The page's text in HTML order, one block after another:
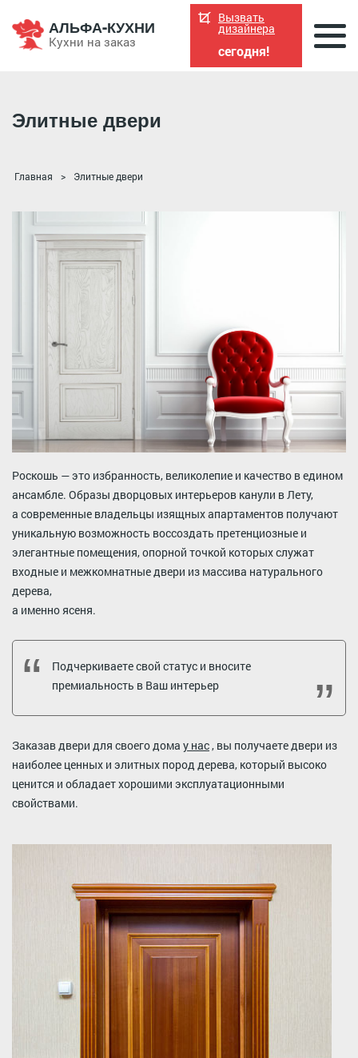
АЛЬФА-КУХНИ
Кухни на заказ
Вызвать
дизайнера
сегодня!
Элитные двери
Главная Элитные двери
Роскошь — это избранность, великолепие и качество в едином
ансамбле. Образы дворцовых интерьеров канули в Лету,
а современные владельцы изящных апартаментов получают
уникальную возможность воссоздать претенциозные и
элегантные помещения, опорной точкой которых служат
входные и межкомнатные двери из массива натурального
дерева,
а именно ясеня.
Подчеркиваете свой статус и вносите
премиальность в Ваш интерьер
Заказав двери для своего дома у нас, вы получаете двери из
наиболее ценных и элитных пород дерева, который высоко
ценится и обладает хорошими эксплуатационными
свойствами.